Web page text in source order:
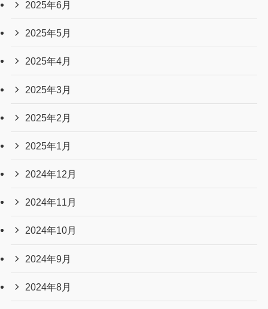
2025年6月
2025年5月
2025年4月
2025年3月
2025年2月
2025年1月
2024年12月
2024年11月
2024年10月
2024年9月
2024年8月